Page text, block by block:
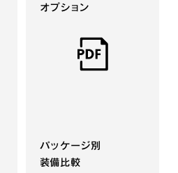
オプション
パッケージ別
装備比較